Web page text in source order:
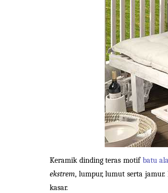
Keramik dinding teras motif batu
ekstrem, lumpur, lumut serta
kasar.